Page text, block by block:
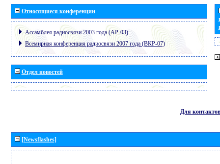
Относящиеся конференции
Ассамблея радиосвязи 2003 года (АР-03)
Всемирная конференция радиосвязи 2007 года (ВКР-07)
Отдел новостей
Для контактов
[Newsflashes]